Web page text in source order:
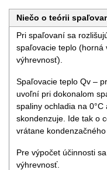
Niečo o teórii
Pri spaľovaní sa
spaľovacie teplo (horná
výhrevnosť).
Spaľovacie teplo Qv –
uvoľní pri dokonalom
spaliny ochladia na
skondenzuje. Ide tak o
vrátane
Pre výpočet účinnosti
výhrevnosť.